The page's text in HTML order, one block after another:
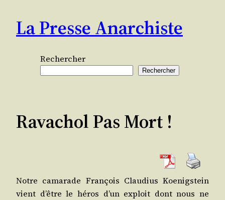
contenu
La Presse Anarchiste
Rechercher
Rechercher
Ravachol Pas Mort !
Notre cama­rade Fran­çois Clau­dius Koe­nig­stein
vient d’être le héros d’un exploit dont nous ne